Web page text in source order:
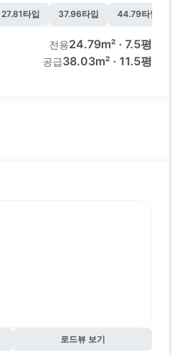
27.81타입 37.96타입 44.79타입
전용24.79m² · 7.5평
공급38.03m² · 11.5평
로드뷰 보기